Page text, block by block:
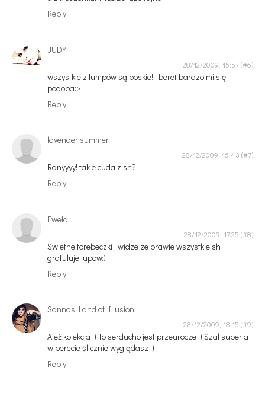
Reply
JUDY
28/12/2009, 15:57
wszystkie z lumpów są boskie! i beret bardzo mi się
podoba:>
Reply
lavender summer
28/12/2009, 16:43
Ranyyyy! takie cuda z sh?!
Reply
Ewela
28/12/2009, 17:25
Swietne torebeczki i widze ze prawie wszystkie sh
gratuluje lupow:)
Reply
Sannas Land of Illusion
28/12/2009, 18:15
Ależ kolekcja :) To serducho jest przeurocze :) Szal super a
w berecie ślicznie wyglądasz :)
Reply